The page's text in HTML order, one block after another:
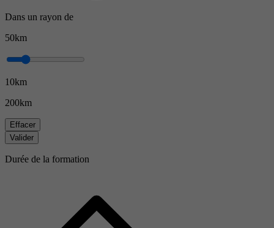
Dans un rayon de
50km
10km
200km
Effacer
Valider
Durée de la formation